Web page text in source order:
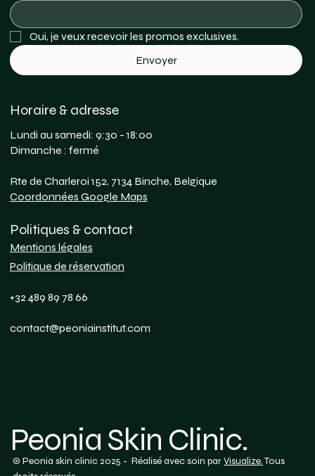
Envoyer
Horaire & adresse
Lundi au samedi: 9:30 - 18:00
Dimanche : fermé
Rte de Charleroi 152, 7134 Binche, Belgique
Coordonnées Google Maps
Politiques & contact
Mentions légales
Politique de réservation
+32 489 89 78 66
contact@peoniainstitut.com
Peonia Skin Clinic.
© Peonia skin clinic 2025 - Réalisé avec soin parVisualize.Tous